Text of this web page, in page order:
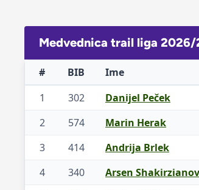
Medvednica trail liga
# BIB Ime
1
302 Danijel Peček
2
574 Marin Herak
3
414 Andrija Brlek
4
340 Arsen Shakirzianov